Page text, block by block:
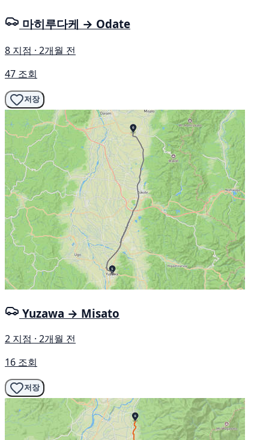
마히루다케 → Odate
8 지점 · 2개월 전
47 조회
저장
Yuzawa → Misato
2 지점 · 2개월 전
16 조회
저장